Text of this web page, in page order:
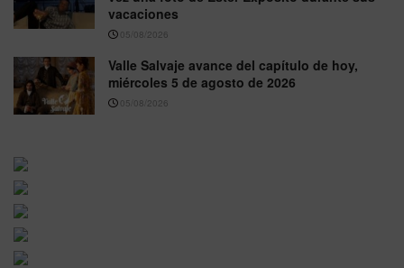
vacaciones
05/08/2026
Valle Salvaje avance del capítulo de hoy,
miércoles 5 de agosto de 2026
05/08/2026